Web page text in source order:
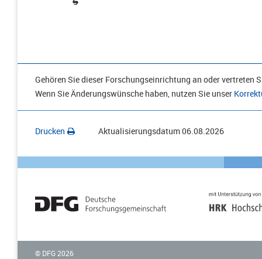
Gehören Sie dieser Forschungseinrichtung an oder vertreten
Wenn Sie Änderungswünsche haben, nutzen Sie unser
Drucken Aktualisierungsdatum06.08.2026
© DFG 2026